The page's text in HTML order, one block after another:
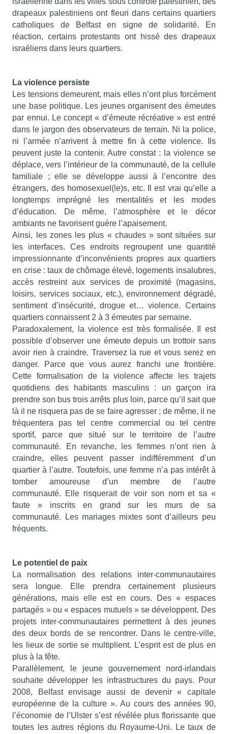
drapeaux palestiniens ont fleuri dans certains quartiers
catholiques de Belfast en signe de solidarité. En
réaction, certains protestants ont hissé des drapeaux
israéliens dans leurs quartiers.
La violence persiste
Les tensions demeurent, mais elles n’ont plus forcément
une base politique. Les jeunes organisent des émeutes
par ennui. Le concept « d’émeute récréative » est entré
dans le jargon des observateurs de terrain. Ni la police,
ni l’armée n’arrivent à mettre fin à cette violence. Ils
peuvent juste la contenir. Autre constat : la violence se
déplace, vers l’intérieur de la communauté, de la cellule
familiale ; elle se développe aussi à l’encontre des
étrangers, des homosexuel(le)s, etc. Il est vrai qu’elle a
longtemps imprégné les mentalités et les modes
d’éducation. De même, l’atmosphère et le décor
ambiants ne favorisent guère l’apaisement.
Ainsi, les zones les plus « chaudes » sont situées sur
les interfaces. Ces endroits regroupent une quantité
impressionnante d’inconvénients propres aux quartiers
en crise : taux de chômage élevé, logements insalubres,
accès restreint aux services de proximité (magasins,
loisirs, services sociaux, etc.), environnement dégradé,
sentiment d’insécurité, drogue et… violence. Certains
quartiers connaissent 2 à 3 émeutes par semaine.
Paradoxalement, la violence est très formalisée. Il est
possible d’observer une émeute depuis un trottoir sans
avoir rien à craindre. Traversez la rue et vous serez en
danger. Parce que vous aurez franchi une frontière.
Cette formalisation de la violence affecte les trajets
quotidiens des habitants masculins : un garçon ira
prendre son bus trois arrêts plus loin, parce qu’il sait que
là il ne risquera pas de se faire agresser ; de même, il ne
fréquentera pas tel centre commercial ou tel centre
sportif, parce que situé sur le territoire de l’autre
communauté. En revanche, les femmes n’ont rien à
craindre, elles peuvent passer indifféremment d’un
quartier à l’autre. Toutefois, une femme n’a pas intérêt à
tomber amoureuse d’un membre de l’autre
communauté. Elle risquerait de voir son nom et sa «
faute » inscrits en grand sur les murs de sa
communauté. Les mariages mixtes sont d’ailleurs peu
fréquents.
Le potentiel de paix
La normalisation des relations inter-communautaires
sera longue. Elle prendra certainement plusieurs
générations, mais elle est en cours. Des « espaces
partagés » ou « espaces mutuels » se développent. Des
projets inter-communautaires permettent à des jeunes
des deux bords de se rencontrer. Dans le centre-ville,
les lieux de sortie se multiplient. L’esprit est de plus en
plus à la fête.
Parallèlement, le jeune gouvernement nord-irlandais
souhaite développer les infrastructures du pays. Pour
2008, Belfast envisage aussi de devenir « capitale
européenne de la culture ». Au cours des années 90,
l’économie de l’Ulster s’est révélée plus florissante que
toutes les autres régions du Royaume-Uni. Le taux de